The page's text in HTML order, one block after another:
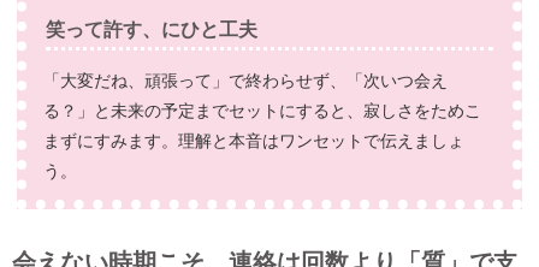
笑って許す、にひと工夫
「大変だね、頑張って」で終わらせず、「次いつ会え
る？」と未来の予定までセットにすると、寂しさをためこ
まずにすみます。理解と本音はワンセットで伝えましょ
う。